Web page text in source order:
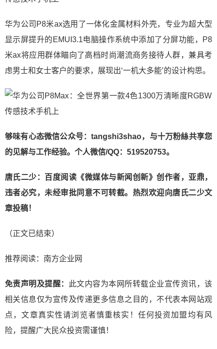
华为公司P8米ax选用了一体化金属材料外壳，专业为超大型
显示屏提升的EMUI3.1电脑操作系统中添加了分屏功能，P8
米ax将应用群体瞄向了高档时尚潮流商务接待人群，兼具考
虑男士和女士客户的要求，展现出‘一机大多能’的设计构思。
够味有心态微信公众号：tangshi3shao，与十万粉絲共享您
的见解与工作经验。个人微信/QQ：519520753。
唐氏二少：百度阅读《微媒体与新闻创新》创作者，亚鼎，
违者必究，未经审批同意不可转截。热烈欢迎向唐氏二少文
章投稿！
（正文已结束）
推荐阅读： 南方企业网
免责声明及提醒：
此文内容为本网所转载企业宣传资讯，该
相关信息仅为宣传及传递更多信息之目的，不代表本网站观
点，文章真实性请浏览者慎重核实！任何投资加盟均有风
险，提醒广大民众投资需谨慎！